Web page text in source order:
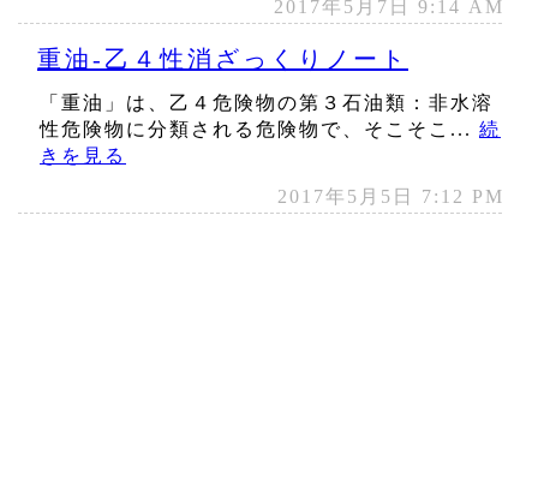
2017年5月7日 9:14 AM
重油‐乙４性消ざっくりノート
「重油」は、乙４危険物の第３石油類：非水溶
性危険物に分類される危険物で、そこそこ... 続
きを見る
2017年5月5日 7:12 PM